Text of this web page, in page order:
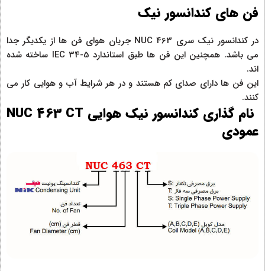
فن های کندانسور نیک
در کندانسور نیک سری NUC 463 جریان هوای فن ها از یکدیگر جدا
می باشد. همچنین این فن ها طبق استاندارد IEC 34-5 ساخته شده
اند.
این فن ها دارای صدای کم هستند و در هر شرایط آب و هوایی کار می
کنند.
نام گذاری کندانسور نیک هوایی NUC 463 CT
عمودی